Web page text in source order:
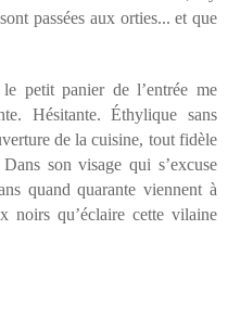
passées aux orties... et que
petit panier de l’entrée me
Hésitante. Éthylique sans
de la cuisine, tout fidèle
son visage qui s’excuse
quand quarante viennent à
noirs qu’éclaire cette vilaine